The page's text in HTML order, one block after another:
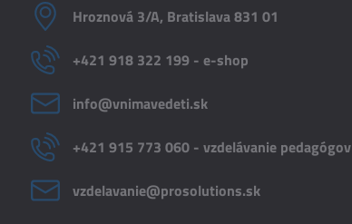
Hroznová 3/A, Bratislava 831 01
+421 918 322 199 - e-shop
info​@vnimavedeti​.sk
+421 915 773 060 - vzdelávanie pedagógov
vzdelavanie​@prosolutions​.sk